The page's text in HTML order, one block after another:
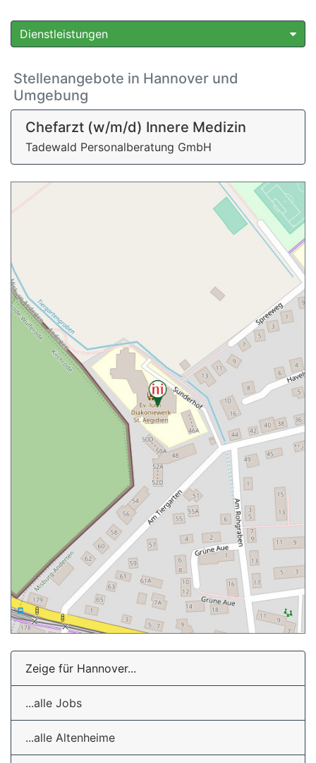
Dienstleistungen
Stellenangebote in Hannover und
Umgebung
Chefarzt (w/m/d) Innere Medizin
Tadewald Personalberatung GmbH
Zeige für Hannover...
...alle Jobs
...alle Altenheime